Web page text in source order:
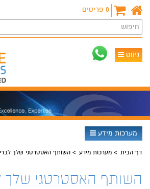
0 פריטים
חיפוש
ניווט
מערכות מידע
דף הבית מערכות מידע השותף האסטרטגי שלך
השותף האסטרטגי שלך